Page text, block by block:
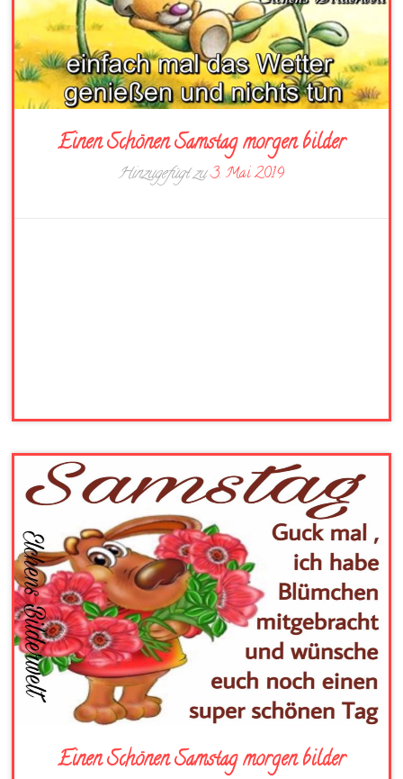
Einen Schönen Samstag morgen bilder
Hinzugefügt zu3. Mai 2019
Einen Schönen Samstag morgen bilder